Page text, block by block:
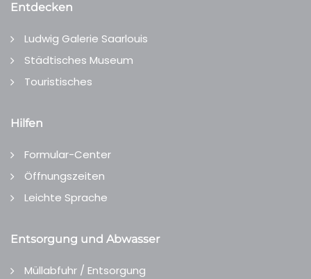
Entdecken
Ludwig Galerie Saarlouis
Städtisches Museum
Touristisches
Hilfen
Formular-Center
Öffnungszeiten
Leichte Sprache
Entsorgung und Abwasser
Müllabfuhr / Entsorgung